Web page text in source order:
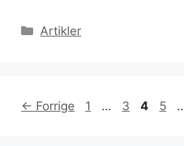
Kategorier
Artikler
← Forrige Side
1 … Side
3 Side
4 Side
5